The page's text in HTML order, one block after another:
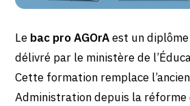
Le bac pro AGOrAest un diplôme
délivré par le ministère de
Cette formation remplace
Administration depuis la